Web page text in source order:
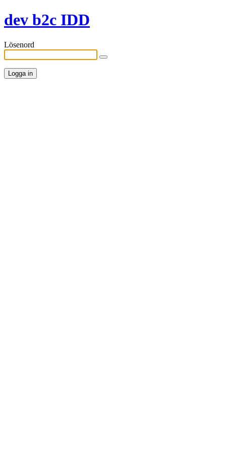
dev b2c IDD
Lösenord